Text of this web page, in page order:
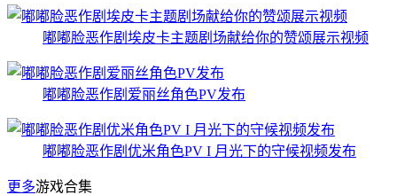
嘟嘟脸恶作剧埃皮卡主题剧场献给你的赞颂展示视频
嘟嘟脸恶作剧爱丽丝角色PV发布
嘟嘟脸恶作剧优米角色PV I 月光下的守候视频发布
更多游戏合集